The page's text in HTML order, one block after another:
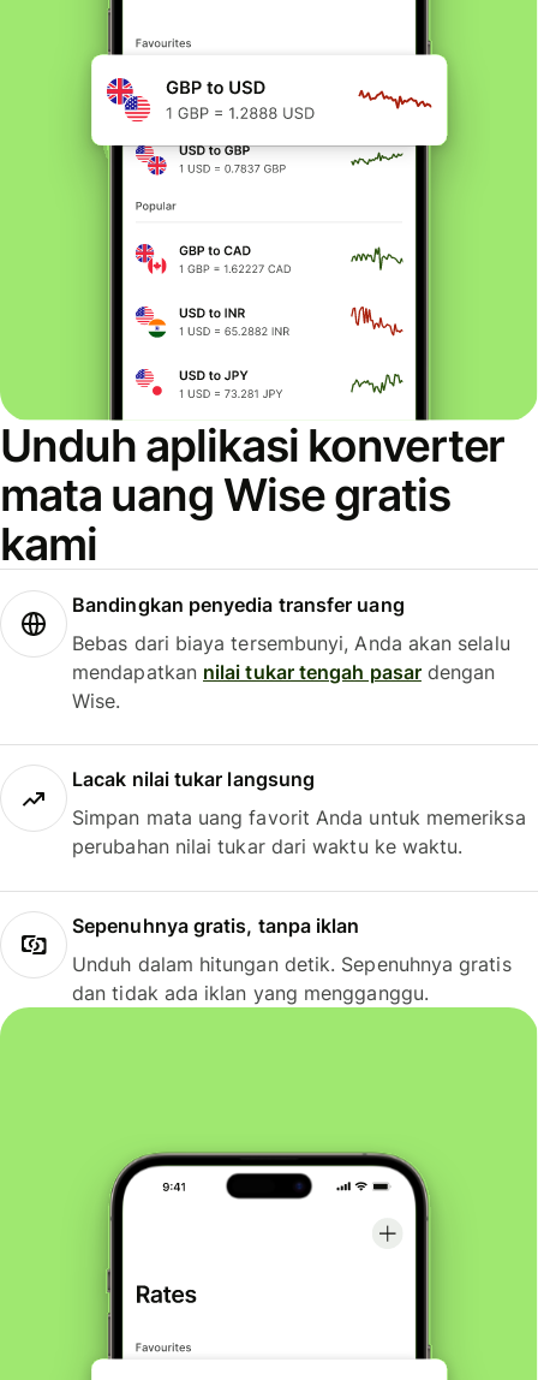
Unduh aplikasi konverter
mata uang Wise gratis
kami
Bandingkan penyedia transfer uang
Bebas dari biaya tersembunyi, Anda akan selalu
mendapatkan nilai tukar tengah pasardengan
Wise.
Lacak nilai tukar langsung
Simpan mata uang favorit Anda untuk memeriksa
perubahan nilai tukar dari waktu ke waktu.
Sepenuhnya gratis, tanpa iklan
Unduh dalam hitungan detik. Sepenuhnya gratis
dan tidak ada iklan yang mengganggu.